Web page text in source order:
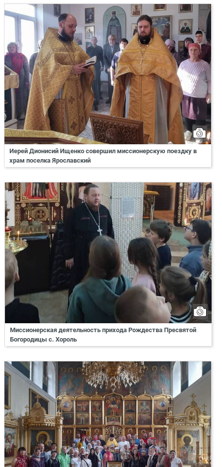
Иерей Дионисий Ищенко совершил миссионерскую поездку в
храм поселка Ярославский
Миссионерская деятельность прихода Рождества Пресвятой
Богородицы с. Хороль